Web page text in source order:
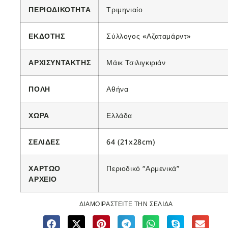
ΠΕΡΙΟΔΙΚΟΤΗΤΑ Τριμηνιαίο
ΕΚΔΟΤΗΣ Σύλλογος «Αζαταμάρντ»
ΑΡΧΙΣΥΝΤΑΚΤΗΣ Μάικ Τσιλιγκιριάν
ΠΟΛΗ Αθήνα
ΧΩΡΑ Ελλάδα
ΣΕΛΙΔΕΣ 64 (21x28cm)
ΧΑΡΤΩΟ
ΑΡΧΕΙΟ
Περιοδικό “Αρμενικά”
ΔΙΑΜΟΙΡΑΣΤΕΙΤΕ ΤΗΝ ΣΕΛΙΔΑ